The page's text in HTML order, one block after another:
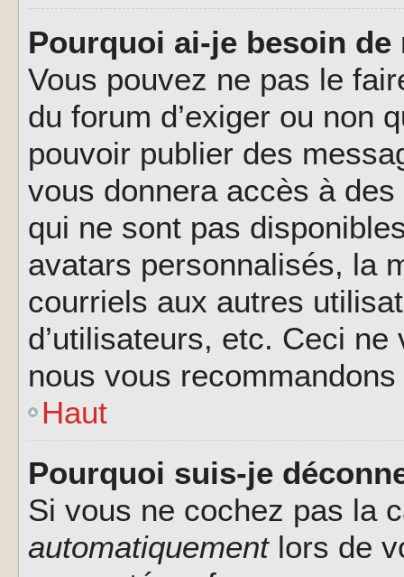
Pourquoi ai-je besoin
Vous pouvez ne pas le
du forum d’exiger ou non
pouvoir publier des
vous donnera accès à
qui ne sont pas
avatars personnalisés, la
courriels aux autres
d’utilisateurs, etc. Ceci
nous vous
Haut
Pourquoi suis-je
Si vous ne cochez pas la
automatiquementlors de